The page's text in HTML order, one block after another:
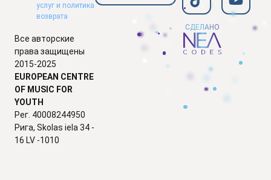
услуг и политика
возврата
Все авторские
права защищены
2015-2025
EUROPEAN CENTRE
OF MUSIC FOR
YOUTH
Рег. 40008244950
Рига, Skolas iela 34 -
16 LV -1010
СДЕЛАНО